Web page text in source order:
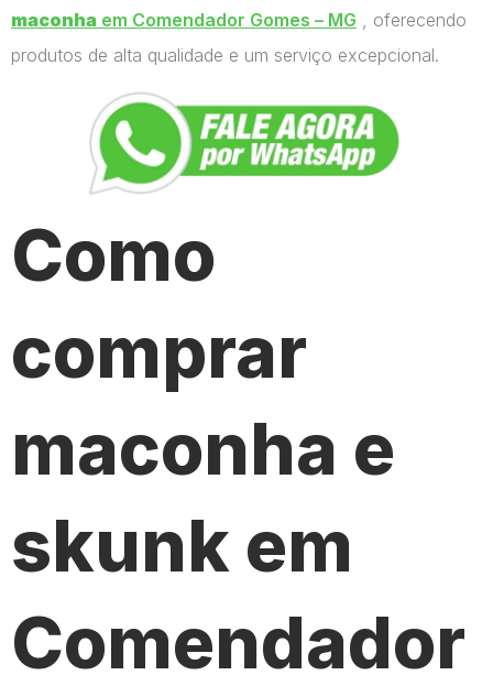
maconha em Comendador Gomes – MG , oferecendo
produtos de alta qualidade e um serviço excepcional.
Como
comprar
maconha e
skunk em
Comendador